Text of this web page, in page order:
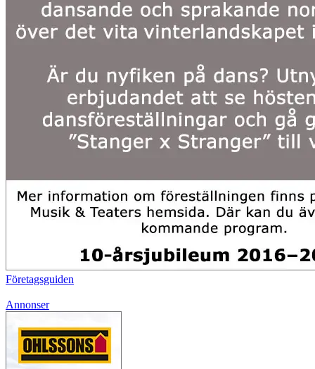
Företagsguiden
Annonser